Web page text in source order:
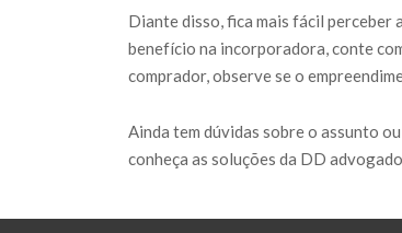
Diante disso, fica mais fácil
benefício na incorporadora, conte
comprador, observe se o
Ainda tem dúvidas sobre o assunto
conheça as soluções da DD